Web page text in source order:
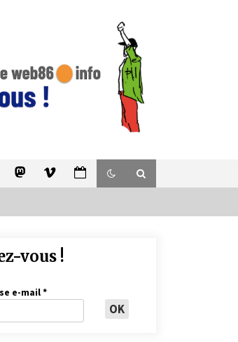
vous !
e-mail*